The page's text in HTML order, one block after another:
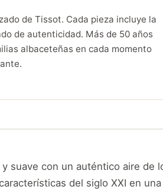
de Tissot. Cada pieza incluye la
de autenticidad. Más de 50 años
albaceteñas en cada momento
suave con un auténtico aire de
del siglo XXI en